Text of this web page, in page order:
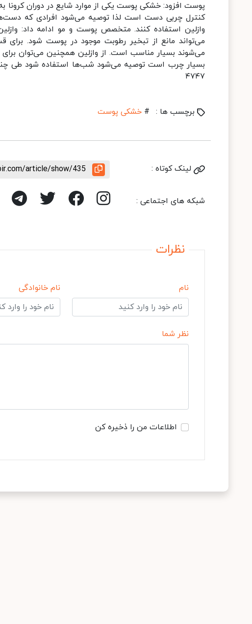
پوست افزود: خشکی پوست یکی از موارد شایع در دوران
کنترل چربی دست است لذا توصیه می‌شود افرادی که دست‌های
وازلین استفاده کنند. متخصص پوست ‌و مو ادامه داد:
می‌تواند مانع از تبخیر رطوبت موجود در پوست شود. برای
می‌شوند بسیار مناسب است. از وازلین همچنین می‌توان برای
بسیار چرب است توصیه می‌شود شب‌ها استفاده شود طی
۴۷۴۷
برچسب ها : # خشکی پوست
لینک کوتاه : article/show/435
شبکه های اجتماعی :
نظرات
نام نام خانوادگی
نظر شما
اطلاعات من را ذخیره کن